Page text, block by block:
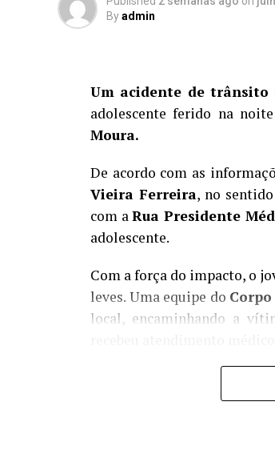
Byadmin
Um acidente de trânsito
adolescente ferido na
Moura.
De acordo com as
Vieira Ferreira, no
com aRua Presidente
adolescente.
Com a força do impacto, o
leves. Uma equipe do
local, encaminhando a
O condutor do automóvel
A guarnição